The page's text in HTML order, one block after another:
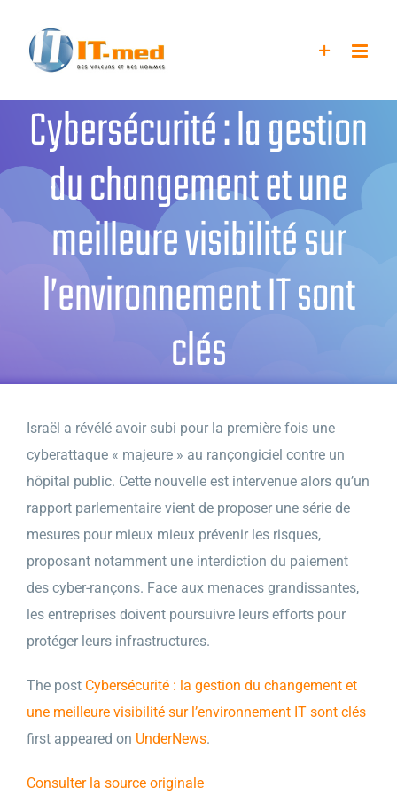
contenu
Cybersécurité : la gestion
du changement et une
meilleure visibilité sur
l’environnement IT sont
clés
Israël a révélé avoir subi pour la première fois une
cyberattaque « majeure » au rançongiciel contre un
hôpital public. Cette nouvelle est intervenue alors qu’un
rapport parlementaire vient de proposer une série de
mesures pour mieux mieux prévenir les risques,
proposant notamment une interdiction du paiement
des cyber-rançons. Face aux menaces grandissantes,
les entreprises doivent poursuivre leurs efforts pour
protéger leurs infrastructures.
The post Cybersécurité : la gestion du changement et
une meilleure visibilité sur l’environnement IT sont clés
first appeared on UnderNews.
Consulter la source originale